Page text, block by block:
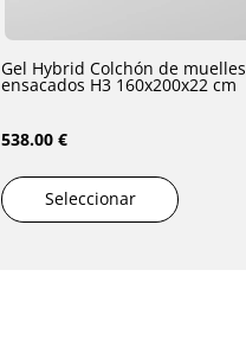
Gel Hybrid Colchón de muelles
ensacados H3 160x200x22 cm
538.00 €
Seleccionar